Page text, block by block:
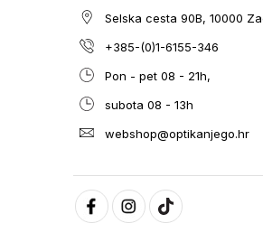
Selska cesta 90B, 10000
+385-(0)1-6155-346
Pon - pet 08 - 21h,
subota 08 - 13h
webshop@optikanjego.hr